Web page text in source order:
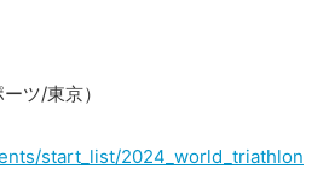
ツ/東京）
start_list/2024_world_triathlon